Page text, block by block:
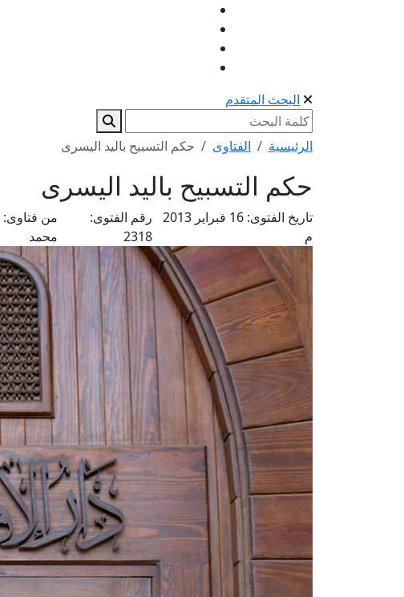
البحث المتقدم
الرئيسية الفتاوى حكم التسبيح باليد اليسرى
حكم التسبيح باليد اليسرى
تاريخ الفتوى:
16 فبراير 2013
م
رقم الفتوى:
2318
من فتاوى:
محمد